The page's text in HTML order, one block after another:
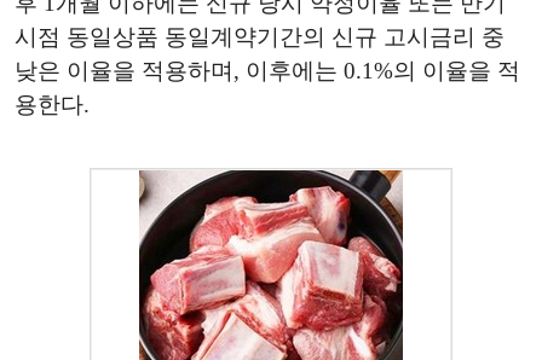
시점 동일상품 동일계약기간의 신규 고시금리 중
낮은 이율을 적용하며, 이후에는 0.1%의 이율을 적
용한다.